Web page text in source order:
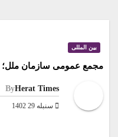
بین المللی
مجمع عمومی سازمان ملل؛
ByHerat Times
سنبله 29 1402